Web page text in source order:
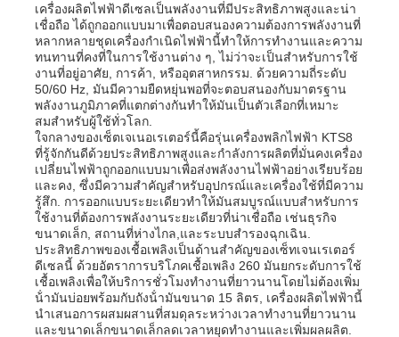
บ้าน
ผลิตภัณฑ์
เครื่องผลิตไฟฟ้าดีเซลเป็นพลังงานที่มีประสิทธิภาพสูงและน่า
เชื่อถือ ได้ถูกออกแบบมาเพื่อตอบสนองความต้องการพลังงานที่
หลากหลายชุดเครื่องกําเนิดไฟฟ้านี้ทําให้การทํางานและความ
ทนทานที่คงที่ในการใช้งานต่าง ๆ, ไม่ว่าจะเป็นสําหรับการใช้
งานที่อยู่อาศัย, การค้า, หรืออุตสาหกรรม. ด้วยความถี่ระดับ
50/60 Hz, มันมีความยืดหยุ่นพอที่จะตอบสนองกับมาตรฐาน
พลังงานภูมิภาคที่แตกต่างกันทําให้มันเป็นตัวเลือกที่เหมาะ
สมสําหรับผู้ใช้ทั่วโลก.
ใจกลางของเซ็ตเจเนอเรเตอร์นี้คือรุ่นเครื่องพลิกไฟฟ้า KTS8
ที่รู้จักกันดีด้วยประสิทธิภาพสูงและกําลังการผลิตที่มั่นคงเครื่อง
เปลี่ยนไฟฟ้าถูกออกแบบมาเพื่อส่งพลังงานไฟฟ้าอย่างเรียบร้อย
และคง, ซึ่งมีความสําคัญสําหรับอุปกรณ์และเครื่องใช้ที่มีความ
รู้สึก. การออกแบบระยะเดียวทําให้มันสมบูรณ์แบบสําหรับการ
ใช้งานที่ต้องการพลังงานระยะเดียวที่น่าเชื่อถือ เช่นธุรกิจ
ขนาดเล็ก, สถานที่ห่างไกล,และระบบสํารองฉุกเฉิน.
ประสิทธิภาพของเชื้อเพลิงเป็นด้านสําคัญของเซ็ทเจนเรเตอร์
ดีเซลนี้ ด้วยอัตราการบริโภคเชื้อเพลิง 260 มันยกระดับการใช้
เชื้อเพลิงเพื่อให้บริการชั่วโมงทํางานที่ยาวนานโดยไม่ต้องเพิ่ม
น้ํามันบ่อยพร้อมกับถังน้ํามันขนาด 15 ลิตร, เครื่องผลิตไฟฟ้านี้
นําเสนอการผสมผสานที่สมดุลระหว่างเวลาทํางานที่ยาวนาน
และขนาดเล็กขนาดเล็กลดเวลาหยุดทํางานและเพิ่มผลผลิต.